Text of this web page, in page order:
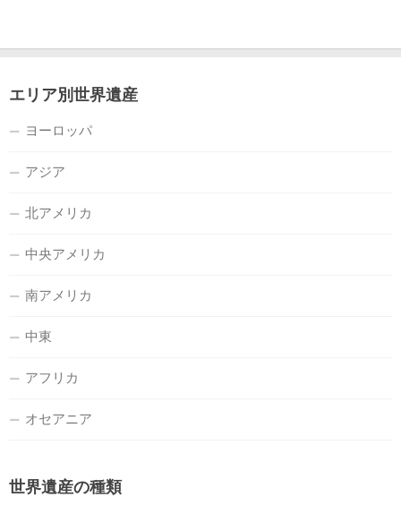
エリア別世界遺産
ヨーロッパ
アジア
北アメリカ
中央アメリカ
南アメリカ
中東
アフリカ
オセアニア
世界遺産の種類